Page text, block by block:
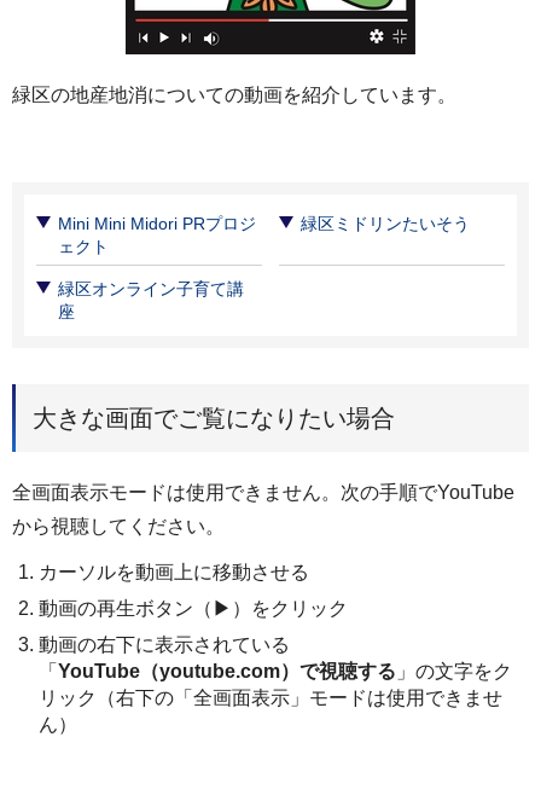
緑区の地産地消についての動画を紹介しています。
Mini Mini Midori PRプロジ
ェクト
緑区ミドリンたいそう
緑区オンライン子育て講
座
大きな画面でご覧になりたい場合
全画面表示モードは使用できません。次の手順でYouTube
から視聴してください。
カーソルを動画上に移動させる
動画の再生ボタン（▶）をクリック
動画の右下に表示されている
「 YouTube（youtube.com）で視聴する 」の文字をク
リック（右下の「全画面表示」モードは使用できませ
ん）